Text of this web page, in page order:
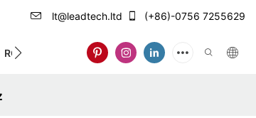
lt@leadtech.ltd (+86)-0756 7255629
RÓLUNK